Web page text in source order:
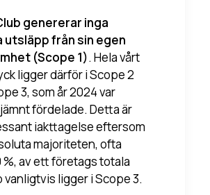
genererar inga
utsläpp från sin egen
(Scope 1). Hela vårt
ligger därför i Scope 2
3, som år 2024 var
fördelade. Detta är
iakttagelse eftersom
majoriteten, ofta
%, av ett företags totala
ligger i Scope 3.